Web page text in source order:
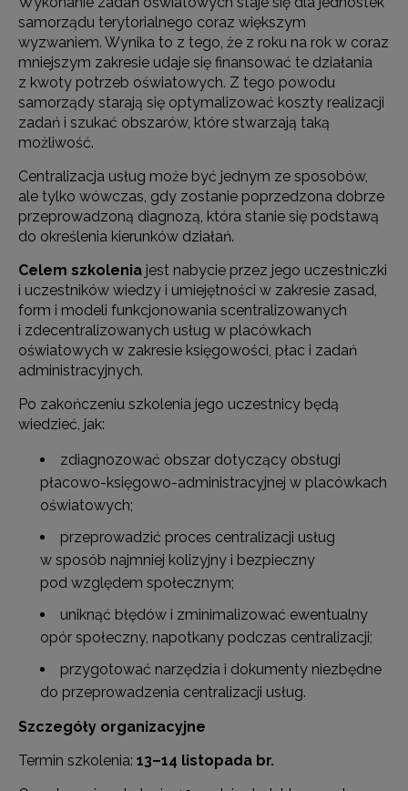
samorządu terytorialnego coraz większym
wyzwaniem. Wynika to z tego, że z roku na rok w coraz
mniejszym zakresie udaje się finansować te działania
z kwoty potrzeb oświatowych. Z tego powodu
samorządy starają się optymalizować koszty realizacji
zadań i szukać obszarów, które stwarzają taką
możliwość.
Centralizacja usług może być jednym ze sposobów,
ale tylko wówczas, gdy zostanie poprzedzona dobrze
przeprowadzoną diagnozą, która stanie się podstawą
do określenia kierunków działań.
Celem szkolenia jest nabycie przez jego uczestniczki
i uczestników wiedzy i umiejętności w zakresie zasad,
form i modeli funkcjonowania scentralizowanych
i zdecentralizowanych usług w placówkach
oświatowych w zakresie księgowości, płac i zadań
administracyjnych.
Po zakończeniu szkolenia jego uczestnicy będą
wiedzieć, jak:
zdiagnozować obszar dotyczący obsługi
płacowo-księgowo-administracyjnej w placówkach
oświatowych;
przeprowadzić proces centralizacji usług
w sposób najmniej kolizyjny i bezpieczny
pod względem społecznym;
uniknąć błędów i zminimalizować ewentualny
opór społeczny, napotkany podczas centralizacji;
przygotować narzędzia i dokumenty niezbędne
do przeprowadzenia centralizacji usług.
Szczegóły organizacyjne
Termin szkolenia: 13–14 listopada br.